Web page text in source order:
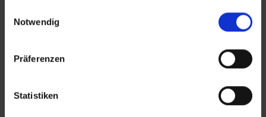
Notwendig
Präferenzen
Statistiken
Lünendonk Immobilien
Hochfeldstraße 71